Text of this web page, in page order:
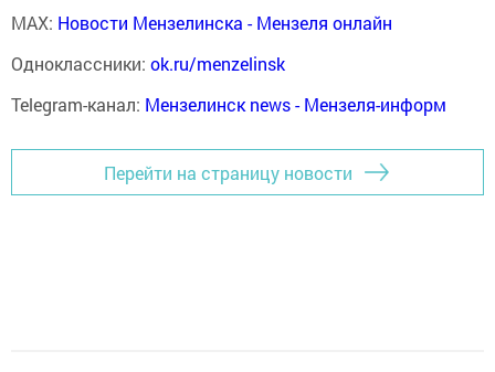
MAX: Новости Мензелинска - Мензеля онлайн
Одноклассники: ok.ru/menzelinsk
Telegram-канал: Мензелинск news - Мензеля-информ
Перейти на страницу новости